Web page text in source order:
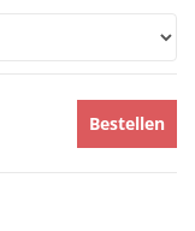
Bestellen